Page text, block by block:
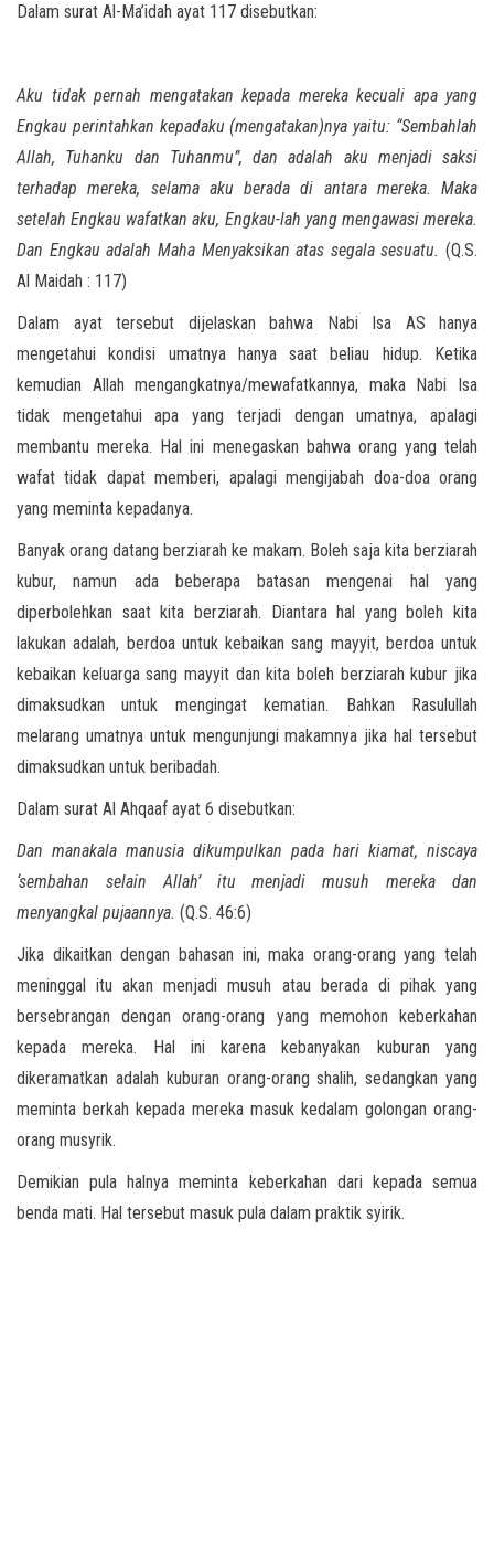
Dalam surat Al-Ma’idah ayat 117 disebutkan:
Aku tidak pernah mengatakan kepada mereka kecuali apa yang
Engkau perintahkan kepadaku (mengatakan)nya yaitu: “Sembahlah
Allah, Tuhanku dan Tuhanmu”, dan adalah aku menjadi saksi
terhadap mereka, selama aku berada di antara mereka. Maka
setelah Engkau wafatkan aku, Engkau-lah yang mengawasi mereka.
Dan Engkau adalah Maha Menyaksikan atas segala sesuatu. (Q.S.
Al Maidah : 117)
Dalam ayat tersebut dijelaskan bahwa Nabi Isa AS hanya
mengetahui kondisi umatnya hanya saat beliau hidup. Ketika
kemudian Allah mengangkatnya/mewafatkannya, maka Nabi Isa
tidak mengetahui apa yang terjadi dengan umatnya, apalagi
membantu mereka. Hal ini menegaskan bahwa orang yang telah
wafat tidak dapat memberi, apalagi mengijabah doa-doa orang
yang meminta kepadanya.
Banyak orang datang berziarah ke makam. Boleh saja kita berziarah
kubur, namun ada beberapa batasan mengenai hal yang
diperbolehkan saat kita berziarah. Diantara hal yang boleh kita
lakukan adalah, berdoa untuk kebaikan sang mayyit, berdoa untuk
kebaikan keluarga sang mayyit dan kita boleh berziarah kubur jika
dimaksudkan untuk mengingat kematian. Bahkan Rasulullah
melarang umatnya untuk mengunjungi makamnya jika hal tersebut
dimaksudkan untuk beribadah.
Dalam surat Al Ahqaaf ayat 6 disebutkan:
Dan manakala manusia dikumpulkan pada hari kiamat, niscaya
‘sembahan selain Allah’ itu menjadi musuh mereka dan
menyangkal pujaannya. (Q.S. 46:6)
Jika dikaitkan dengan bahasan ini, maka orang-orang yang telah
meninggal itu akan menjadi musuh atau berada di pihak yang
bersebrangan dengan orang-orang yang memohon keberkahan
kepada mereka. Hal ini karena kebanyakan kuburan yang
dikeramatkan adalah kuburan orang-orang shalih, sedangkan yang
meminta berkah kepada mereka masuk kedalam golongan orang-
orang musyrik.
Demikian pula halnya meminta keberkahan dari kepada semua
benda mati. Hal tersebut masuk pula dalam praktik syirik.